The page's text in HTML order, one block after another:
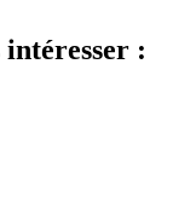
intéresser :